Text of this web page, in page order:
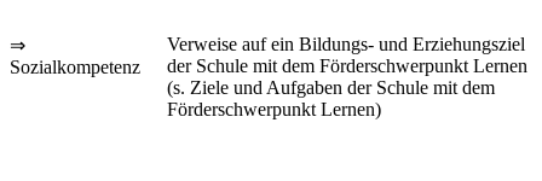
⇒
Sozialkompetenz
Verweise auf ein Bildungs- und Erziehungsziel
der Schule mit dem Förderschwerpunkt Lernen
(s. Ziele und Aufgaben der Schule mit dem
Förderschwerpunkt Lernen)